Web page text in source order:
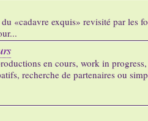
«cadavre exquis» revisité par les
en cours, work in
recherche de partenaires ou